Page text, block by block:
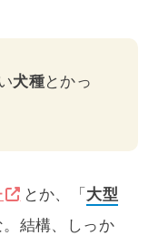
犬種とかっ
とか、「大型
結構、しっか